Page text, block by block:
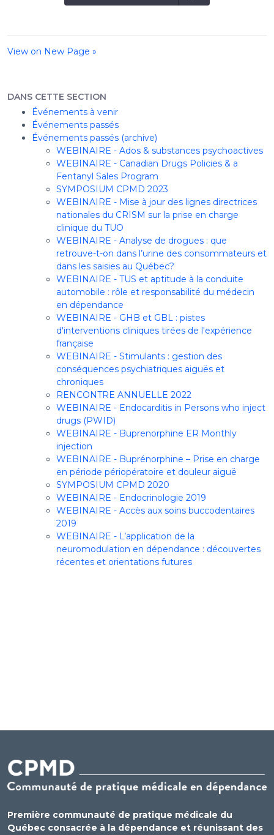
View on New Page »
DANS CETTE SECTION
Événements à venir
Événements passés
Événements passés (archive)
WEBINAIRE - Ados & substances psychoactives
WEBINAIRE - Canadian Drugs Policies & a
Fentanyl Sales Program
SYMPOSIUM CPMD 2023
WEBINAIRE - Mise à jour des lignes directrices
nationales du CRISM sur la prise en charge
clinique du TUO
WEBINAIRE - Analyse de drogues : que
retrouve-t-on dans l’urine des consommateurs et
dans les saisies au Québec?
WEBINAIRE - TUS et aptitude à la conduite
automobile : rôle et responsabilité du médecin
en dépendance
WEBINAIRE - GHB et GBL : pistes
d'interventions cliniques tirées de l'expérience
française
WEBINAIRE - Stimulants : gestion des
conséquences psychiatriques aiguës et
chroniques
RENCONTRE ANNUELLE 2022
WEBINAIRE - Endocarditis in Persons who inject
drugs (PWID)
WEBINAIRE - Buprenorphine ER Monthly
injection
WEBINAIRE - Buprénorphine – Prise en charge
en période périopératoire et douleur aiguë
SYMPOSIUM CPMD 2020
WEBINAIRE - Endocrinologie 2019
WEBINAIRE - Accès aux soins buccodentaires
2019
WEBINAIRE - L’application de la
neuromodulation en dépendance : découvertes
récentes et orientations futures
Première communauté de pratique médicale du
Québec consacrée à la dépendance et réunissant des